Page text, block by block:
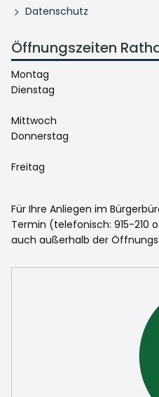
Datenschutz
Öffnungszeiten
Montag
Dienstag
Mittwoch
Donnerstag
Freitag
Für Ihre Anliegen im
Termin (telefonisch: 915-210
auch außerhalb der